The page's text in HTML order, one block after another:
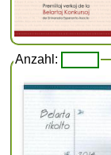
Anzahl: